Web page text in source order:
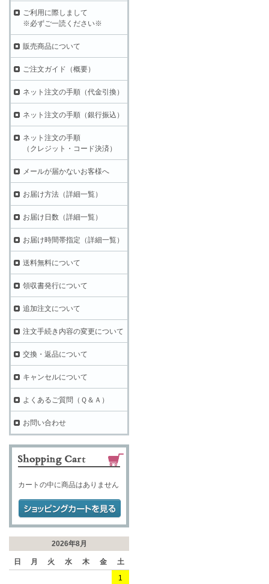
ご利用に際しまして
※必ずご一読ください※
販売商品について
ご注文ガイド（概要）
ネット注文の手順（代金引換）
ネット注文の手順（銀行振込）
ネット注文の手順
（クレジット・コード決済）
メールが届かないお客様へ
お届け方法（詳細一覧）
お届け日数（詳細一覧）
お届け時間帯指定（詳細一覧）
送料無料について
領収書発行について
追加注文について
注文手続き内容の変更について
交換・返品について
キャンセルについて
よくあるご質問（Ｑ＆Ａ）
お問い合わせ
カートの中に商品はありません
2026年8月
日 月 火 水 木 金
土
1